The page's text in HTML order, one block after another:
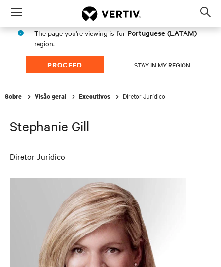
Menu
The page you're viewing is for Portuguese (LATAM)
region.
PROCEED STAY IN MY REGION
Sobre Visão geral Executivos Diretor Jurídico
Stephanie Gill
Diretor Jurídico